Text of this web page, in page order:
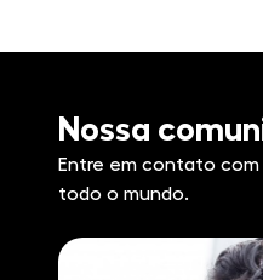
Nossa
Entre em contato
todo o mundo.